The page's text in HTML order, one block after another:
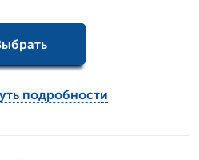
подробности